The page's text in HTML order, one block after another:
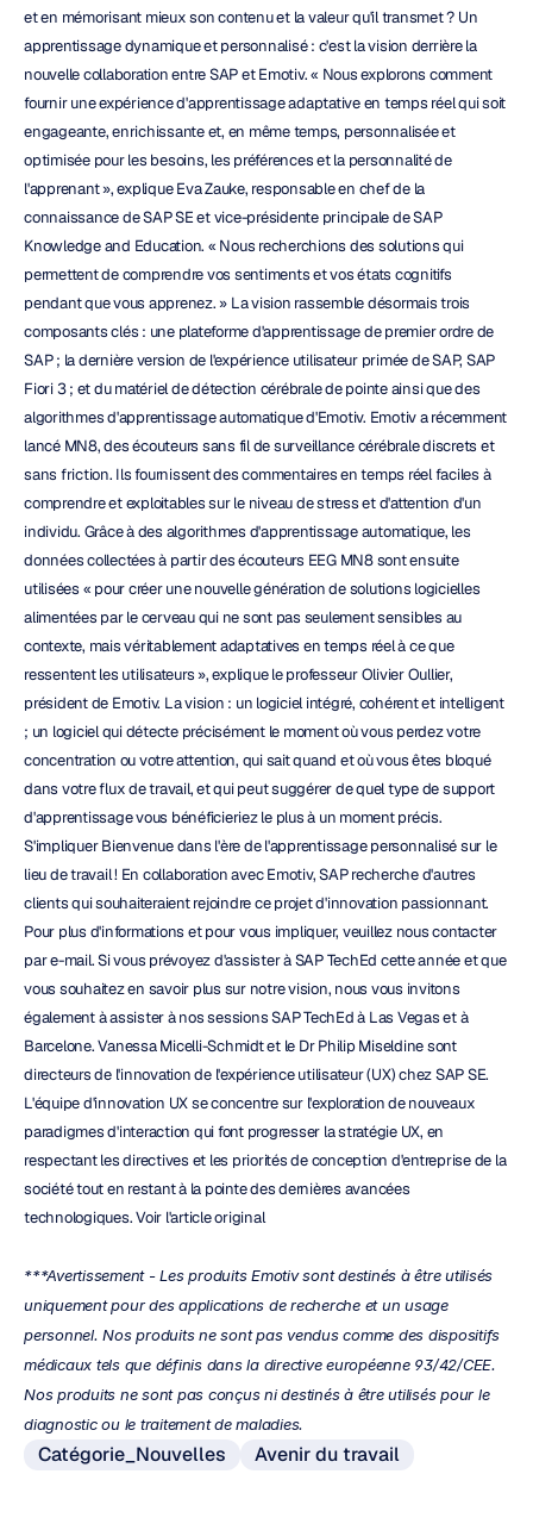
et en mémorisant mieux son contenu et la valeur qu'il transmet ? Un
apprentissage dynamique et personnalisé : c'est la vision derrière la
nouvelle collaboration entre SAP et Emotiv. « Nous explorons comment
fournir une expérience d'apprentissage adaptative en temps réel qui soit
engageante, enrichissante et, en même temps, personnalisée et
optimisée pour les besoins, les préférences et la personnalité de
l'apprenant », explique Eva Zauke, responsable en chef de la
connaissance de SAP SE et vice-présidente principale de SAP
Knowledge and Education. « Nous recherchions des solutions qui
permettent de comprendre vos sentiments et vos états cognitifs
pendant que vous apprenez. » La vision rassemble désormais trois
composants clés : une plateforme d'apprentissage de premier ordre de
SAP ; la dernière version de l'expérience utilisateur primée de SAP, SAP
Fiori 3 ; et du matériel de détection cérébrale de pointe ainsi que des
algorithmes d'apprentissage automatique d'Emotiv. Emotiv a récemment
lancé MN8, des écouteurs sans fil de surveillance cérébrale discrets et
sans friction. Ils fournissent des commentaires en temps réel faciles à
comprendre et exploitables sur le niveau de stress et d'attention d'un
individu. Grâce à des algorithmes d'apprentissage automatique, les
données collectées à partir des écouteurs EEG MN8 sont ensuite
utilisées « pour créer une nouvelle génération de solutions logicielles
alimentées par le cerveau qui ne sont pas seulement sensibles au
contexte, mais véritablement adaptatives en temps réel à ce que
ressentent les utilisateurs », explique le professeur Olivier Oullier,
président de Emotiv. La vision : un logiciel intégré, cohérent et intelligent
; un logiciel qui détecte précisément le moment où vous perdez votre
concentration ou votre attention, qui sait quand et où vous êtes bloqué
dans votre flux de travail, et qui peut suggérer de quel type de support
d'apprentissage vous bénéficieriez le plus à un moment précis.
S'impliquer Bienvenue dans l'ère de l'apprentissage personnalisé sur le
lieu de travail ! En collaboration avec Emotiv, SAP recherche d'autres
clients qui souhaiteraient rejoindre ce projet d'innovation passionnant.
Pour plus d'informations et pour vous impliquer, veuillez nous contacter
par e-mail. Si vous prévoyez d'assister à SAP TechEd cette année et que
vous souhaitez en savoir plus sur notre vision, nous vous invitons
également à assister à nos sessions SAP TechEd à Las Vegas et à
Barcelone. Vanessa Micelli-Schmidt et le Dr Philip Miseldine sont
directeurs de l'innovation de l'expérience utilisateur (UX) chez SAP SE.
L'équipe d'innovation UX se concentre sur l'exploration de nouveaux
paradigmes d'interaction qui font progresser la stratégie UX, en
respectant les directives et les priorités de conception d'entreprise de la
société tout en restant à la pointe des dernières avancées
technologiques. Voir l'article original
***Avertissement - Les produits Emotiv sont destinés à être utilisés
uniquement pour des applications de recherche et un usage
personnel. Nos produits ne sont pas vendus comme des dispositifs
médicaux tels que définis dans la directive européenne 93/42/CEE.
Nos produits ne sont pas conçus ni destinés à être utilisés pour le
diagnostic ou le traitement de maladies.
Catégorie_Nouvelles Avenir du travail